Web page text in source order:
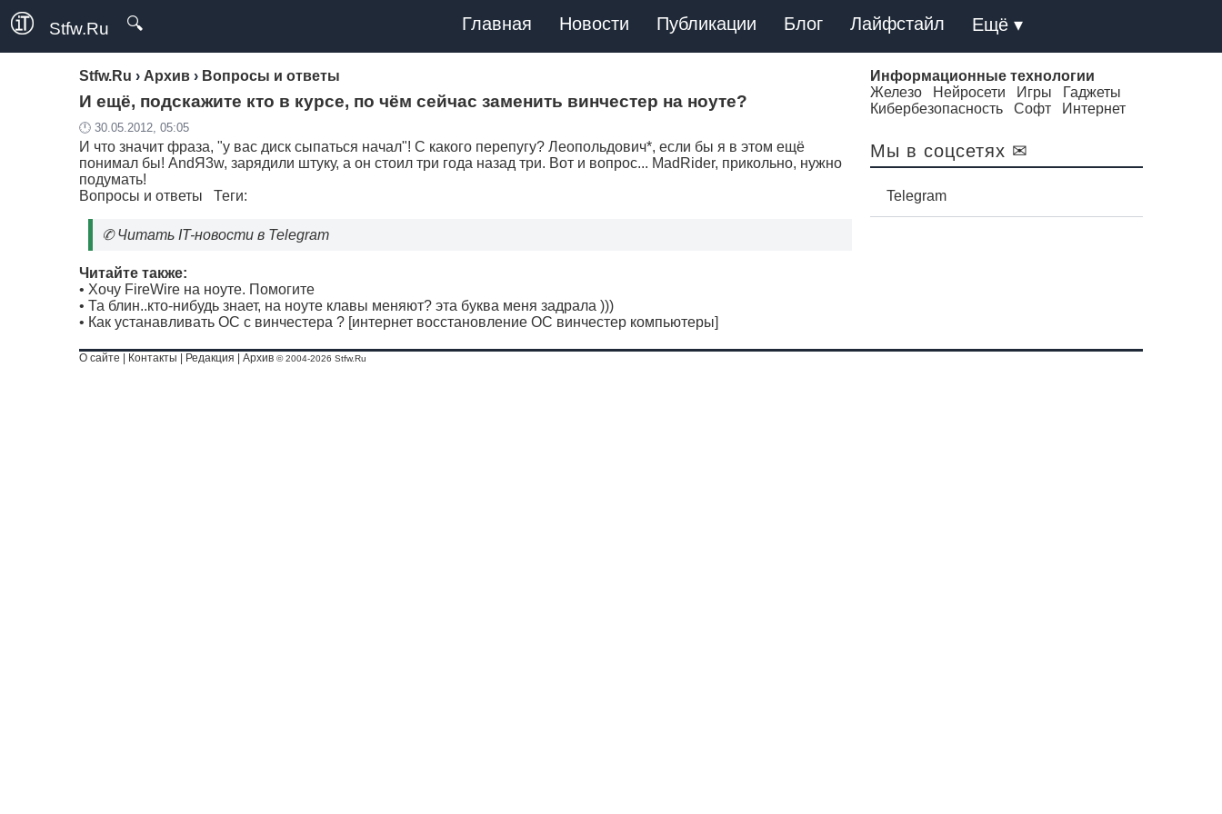
Stfw.Ru 🔍 Главная Новости Публикации Блог Лайфстайл Ещё ▾
Stfw.Ru › Архив › Вопросы и ответы
И ещё, подскажите кто в курсе, по чём сейчас заменить винчестер на ноуте?
🕛 30.05.2012, 05:05
И что значит фраза, "у вас диск сыпаться начал"! С какого перепугу? Леопольдович*, если бы я в этом ещё
понимал бы! AndЯ3w, зарядили штуку, а он стоил три года назад три. Вот и вопрос... MadRider, прикольно, нужно
подумать!
Вопросы и ответы Теги:
✆Читать IT-новости в Telegram
Читайте также:
• Хочу FireWire на ноуте. Помогите
• Та блин..кто-нибудь знает, на ноуте клавы меняют? эта буква меня задрала )))
• Как устанавливать ОС с винчестера ? [интернет восстановление ОС винчестер компьютеры]
Информационные технологии
Железо
Нейросети Игры
Гаджеты
Кибербезопасность
Софт Интернет
Мы в соцсетях ✉
Telegram
О сайте Контакты Редакция Архив © 2004-2026 Stfw.Ru